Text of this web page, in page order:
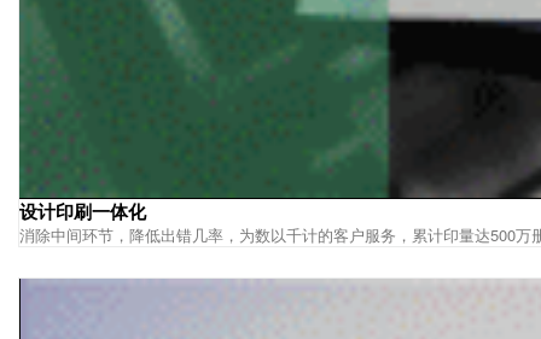
设计印刷一体化
消除中间环节，降低出错几率，为数以千计的客户服务，累计印量达500万